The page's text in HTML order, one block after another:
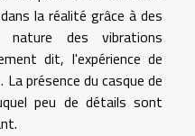
la réalité grâce à des
des vibrations
dit, l'expérience de
présence du casque de
peu de détails sont